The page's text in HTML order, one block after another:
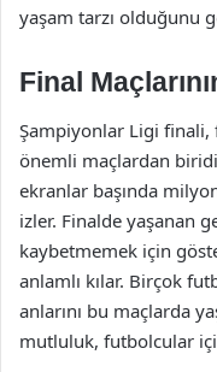
yaşam tarzı olduğunu
Final
Şampiyonlar Ligi finali,
önemli maçlardan
ekranlar başında
izler. Finalde yaşanan
kaybetmemek için
anlamlı kılar. Birçok
anlarını bu maçlarda
mutluluk, futbolcular